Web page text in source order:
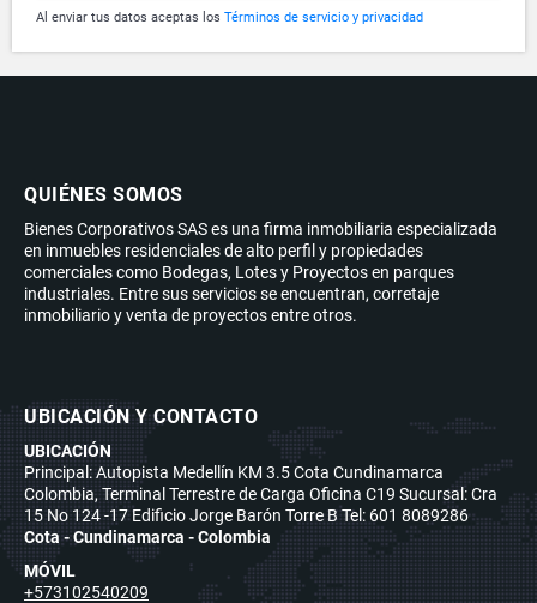
Al enviar tus datos aceptas los Términos de servicio y privacidad
QUIÉNES SOMOS
Bienes Corporativos SAS es una firma inmobiliaria especializada
en inmuebles residenciales de alto perfil y propiedades
comerciales como Bodegas, Lotes y Proyectos en parques
industriales. Entre sus servicios se encuentran, corretaje
inmobiliario y venta de proyectos entre otros.
UBICACIÓN Y CONTACTO
UBICACIÓN
Principal: Autopista Medellín KM 3.5 Cota Cundinamarca
Colombia, Terminal Terrestre de Carga Oficina C19 Sucursal: Cra
15 No 124 -17 Edificio Jorge Barón Torre B Tel: 601 8089286
Cota - Cundinamarca - Colombia
MÓVIL
+573102540209